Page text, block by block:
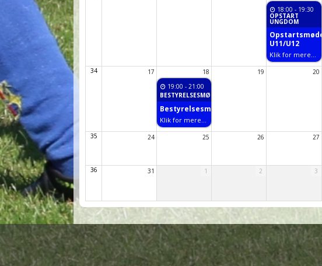
18:00 - 19:30
OPSTART
UNGDOM
Opstartsmøde
U11/U12
Klik for mere...
34 17 18 19 20
19:00 - 21:00
BESTYRELSESMØDE
Bestyrelsesmøde
Klik for mere...
35 24 25 26 27
36 31 1 2 3